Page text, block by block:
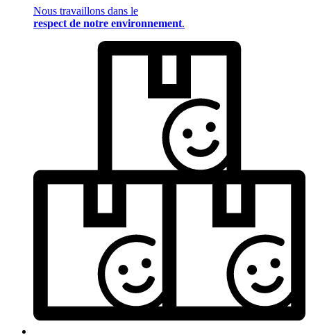
Nous travaillons dans le
respect de notre environnement.